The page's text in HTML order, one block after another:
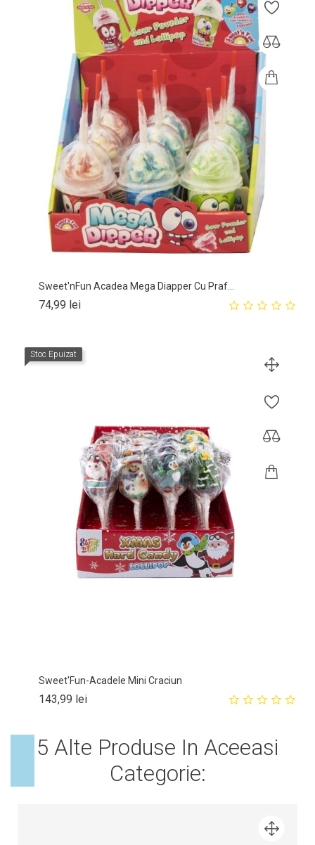
Sweet'nFun Acadea Mega Diapper Cu Praf...
74,99 leiPret
Stoc Epuizat
Sweet'Fun-Acadele Mini Craciun
143,99 leiPret
5 Alte Produse In Aceeasi
Categorie: